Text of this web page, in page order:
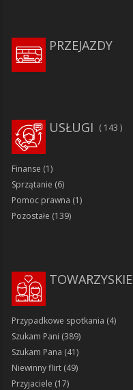
PRZEJAZDY
143
USŁUGI
Finanse (1)
Sprzątanie (6)
Pomoc prawna (1)
Pozostałe (139)
TOWARZYSKIE
Przypadkowe spotkania (4)
Szukam Pani (389)
Szukam Pana (41)
Niewinny flirt (49)
Przyjaciele (17)